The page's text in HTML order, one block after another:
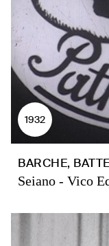
1932
BARCHE,
Seiano - Vico